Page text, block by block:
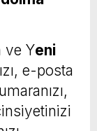
ve Yeni
e-posta